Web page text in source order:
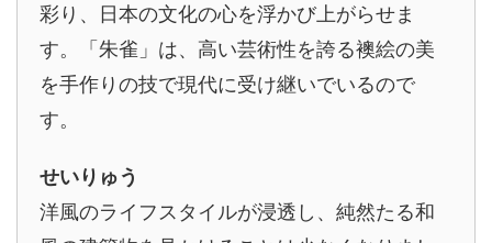
彩り、日本の文化の心を浮かび上がらせま
す。「朱雀」は、高い芸術性を誇る襖絵の美
を手作りの技で現代に受け継いでいるので
す。
せいりゅう
洋風のライフスタイルが浸透し、純然たる和